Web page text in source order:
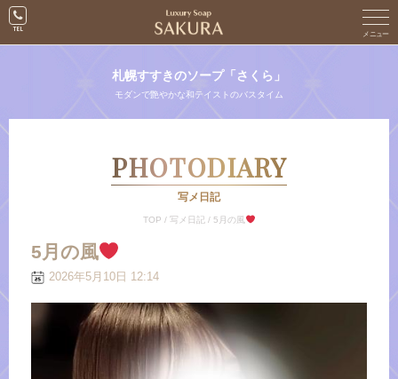
札幌すすきのソープ「さくら」
モダンで艶やかな和テイストのバスタイム
PHOTODIARY
写メ日記
TOP / 写メ日記 / 5月の風
5月の風
2026年5月10日 12:14